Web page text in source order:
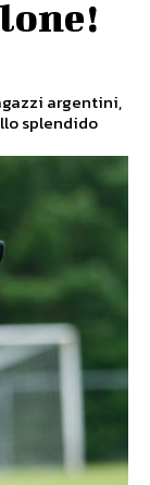
argentini,
splendido